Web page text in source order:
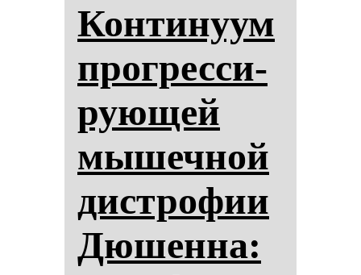
Кон­ти­ну­ум
прог­рес­си­
ру­ющей
мы­шеч­ной
дис­тро­фии
Дю­шен­на: